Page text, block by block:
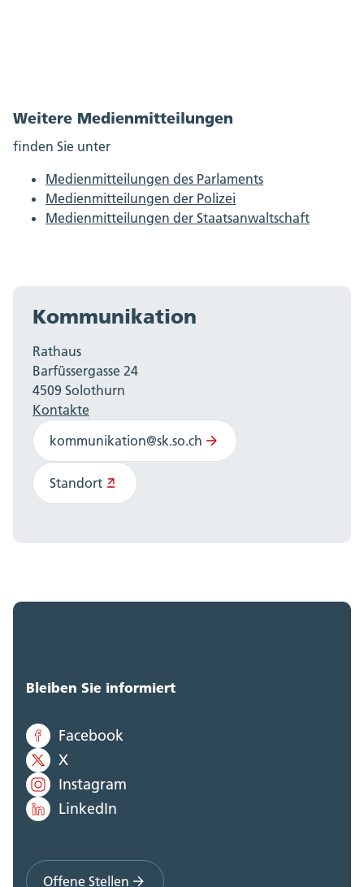
Weitere Medienmitteilungen
finden Sie unter
Medienmitteilungen des Parlaments
Medienmitteilungen der Polizei
Medienmitteilungen der Staatsanwaltschaft
Kommunikation
Rathaus
Barfüssergasse 24
4509 Solothurn
Kontakte
kommunikation@sk.so.ch
Standort
Bleiben Sie informiert
Facebook
X
Instagram
LinkedIn
Offene Stellen